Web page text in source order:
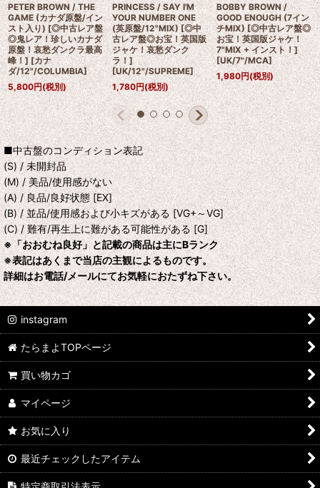
PETER BROWN / THE
GAME (カナダ原盤/イン
スト入り) [◎中古レア盤
◎鬼レア！珍しいカナダ
原盤！哀愁ダンクラ最高
峰！] [カナ
ダ/12"/COLUMBIA]
5,800円(税別)
PRINCESS / SAY I'M
YOUR NUMBER ONE
(英原盤/12"MIX) [◎中
古レア盤◎お宝！英国版
ジャケ！哀愁ダンク
ラ！]
[UK/12"/SUPREME]
1,780円(税別)
BOBBY BROWN /
GOOD ENOUGH (7イン
チMIX) [◎中古レア盤◎
お宝！英国版ジャケ！
7"MIX + インスト！]
[UK/7"/MCA]
1,980円(税別)
■中古盤のコンディション表記
(S) / 未開封品
(M) / 美品/使用感がない
(A) / 良品/良好状態 [EX]
(B) / 並品/使用感および小キズがある [VG+～VG]
(C) / 難有/再生上に難がある可能性がある [G]
※「おおむね良好」と記載の商品は主にBランク
※表記はあくまで当店の主観によるものです。
詳細はお電話/メールにてお気軽におたずね下さい。
instagram
たらまよTOPページ
買い物カゴ
マイページ
お気に入り
最近チェックしたアイテム